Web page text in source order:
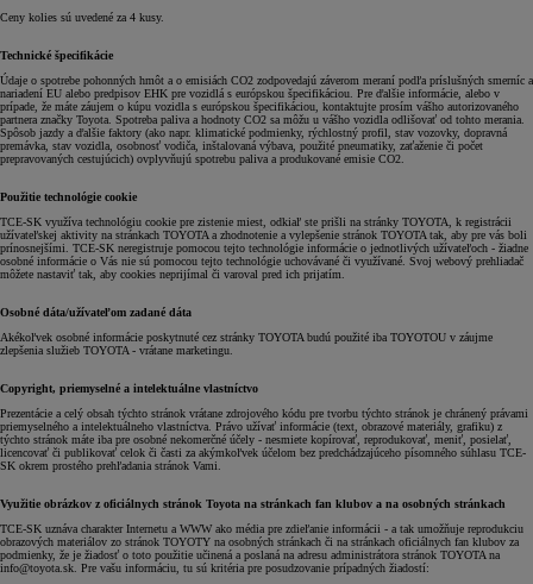
Ceny kolies sú uvedené za 4 kusy.
Technické špecifikácie
Údaje o spotrebe pohonných hmôt a o emisiách CO2 zodpovedajú záverom meraní podľa príslušných smerníc a
nariadení EU alebo predpisov EHK pre vozidlá s európskou špecifikáciou. Pre ďalšie informácie, alebo v
prípade, že máte záujem o kúpu vozidla s európskou špecifikáciou, kontaktujte prosím vášho autorizovaného
partnera značky Toyota. Spotreba paliva a hodnoty CO2 sa môžu u vášho vozidla odlišovať od tohto merania.
Spôsob jazdy a ďalšie faktory (ako napr. klimatické podmienky, rýchlostný profil, stav vozovky, dopravná
premávka, stav vozidla, osobnosť vodiča, inštalovaná výbava, použité pneumatiky, zaťaženie či počet
prepravovaných cestujúcich) ovplyvňujú spotrebu paliva a produkované emisie CO2.
Použitie technológie cookie
TCE-SK využíva technológiu cookie pre zistenie miest, odkiaľ ste prišli na stránky TOYOTA, k registrácii
užívateľskej aktivity na stránkach TOYOTA a zhodnotenie a vylepšenie stránok TOYOTA tak, aby pre vás boli
prínosnejšími. TCE-SK neregistruje pomocou tejto technológie informácie o jednotlivých užívateľoch - žiadne
osobné informácie o Vás nie sú pomocou tejto technológie uchovávané či využívané. Svoj webový prehliadač
môžete nastaviť tak, aby cookies neprijímal či varoval pred ich prijatím.
Osobné dáta/užívateľom zadané dáta
Akékoľvek osobné informácie poskytnuté cez stránky TOYOTA budú použité iba TOYOTOU v záujme
zlepšenia služieb TOYOTA - vrátane marketingu.
Copyright, priemyselné a intelektuálne vlastníctvo
Prezentácie a celý obsah týchto stránok vrátane zdrojového kódu pre tvorbu týchto stránok je chránený právami
priemyselného a intelektuálneho vlastníctva. Právo užívať informácie (text, obrazové materiály, grafiku) z
týchto stránok máte iba pre osobné nekomerčné účely - nesmiete kopírovať, reprodukovať, meniť, posielať,
licencovať či publikovať celok či časti za akýmkoľvek účelom bez predchádzajúceho písomného súhlasu TCE-
SK okrem prostého prehľadania stránok Vami.
Využitie obrázkov z oficiálnych stránok Toyota na stránkach fan klubov a na osobných stránkach
TCE-SK uznáva charakter Internetu a WWW ako média pre zdieľanie informácii - a tak umožňuje reprodukciu
obrazových materiálov zo stránok TOYOTY na osobných stránkach či na stránkach oficiálnych fan klubov za
podmienky, že je žiadosť o toto použitie učinená a poslaná na adresu administrátora stránok TOYOTA na
info@toyota.sk. Pre vašu informáciu, tu sú kritéria pre posudzovanie prípadných žiadostí: